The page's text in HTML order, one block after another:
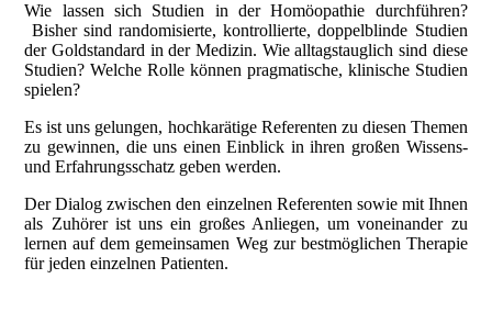
Wie lassen sich Studien in der Homöopathie durchführen?
Bisher sind randomisierte, kontrollierte, doppelblinde Studien
der Goldstandard in der Medizin. Wie alltagstauglich sind diese
Studien? Welche Rolle können pragmatische, klinische Studien
spielen?
Es ist uns gelungen, hochkarätige Referenten zu diesen Themen
zu gewinnen, die uns einen Einblick in ihren großen Wissens-
und Erfahrungsschatz geben werden.
Der Dialog zwischen den einzelnen Referenten sowie mit Ihnen
als Zuhörer ist uns ein großes Anliegen, um voneinander zu
lernen auf dem gemeinsamen Weg zur bestmöglichen Therapie
für jeden einzelnen Patienten.